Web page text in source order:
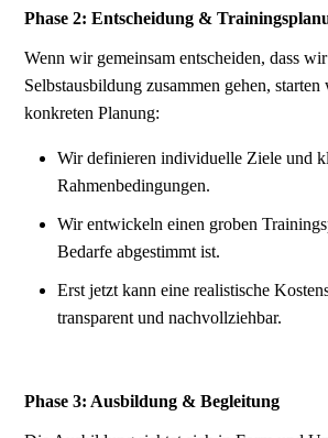
Phase 2: Entscheidung &
Wenn wir gemeinsam entscheiden, dass
Selbstausbildung zusammen gehen,
konkreten Planung:
Wir definieren individuelle Ziele und
Rahmenbedingungen.
Wir entwickeln einen groben
Bedarfe abgestimmt ist.
Erst jetzt kann eine realistische
transparent und nachvollziehbar.
Phase 3: Ausbildung & Begleitung